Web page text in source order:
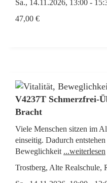
Sa., 14.11.2026, 13:00 -
47,00 €
V4237T Schmerzfrei-
Bracht
Viele Menschen sitzen im
einseitig. Dadurch
Beweglichkeit ...weiterlesen
Trostberg, Alte Realschule,